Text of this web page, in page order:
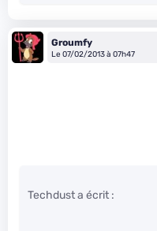
Groumfy
Le 07/02/2013 à 07h47
Techdust a écrit :